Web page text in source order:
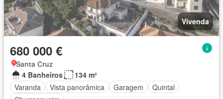
Vivenda
680 000 €
Santa Cruz
4 Banheiros
134 m²
Varanda
Vista panorâmica Garagem
Quintal